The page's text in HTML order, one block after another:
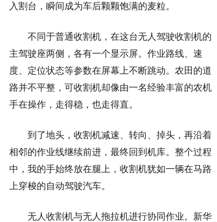
入割台，瞬间成为车后颗颗饱满的麦粒。
不同于普通收割机，在这台无人驾驶收割机的
主驾驶座两侧，各有一个显示屏。作业路线、速
度、定位状态等参数在屏幕上不断跳动。农田的道
路并不平整，可收割机却像由一名经验丰富的农机
手在操作，走得稳，也走得直。
到了地头，收割机减速、转向、掉头，再沿着
相邻的作业线继续前进，最终回到机库。整个过程
中，我的手始终放在腿上，收割机犹如一辆在马路
上穿梭的自动驾驶汽车。
无人收割机与无人拖拉机进行协同作业。新华